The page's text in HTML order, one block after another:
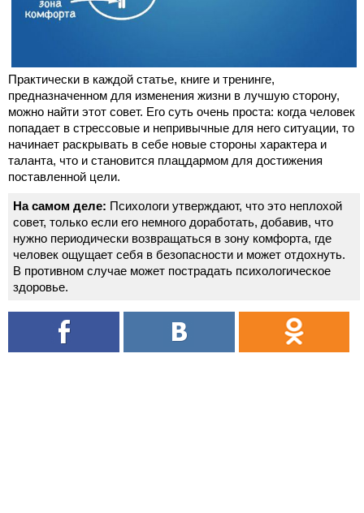
Практически в каждой статье, книге и тренинге,
предназначенном для изменения жизни в лучшую сторону,
можно найти этот совет. Его суть очень проста: когда человек
попадает в стрессовые и непривычные для него ситуации, то
начинает раскрывать в себе новые стороны характера и
таланта, что и становится плацдармом для достижения
поставленной цели.
На самом деле: Психологи утверждают, что это неплохой
совет, только если его немного доработать, добавив, что
нужно периодически возвращаться в зону комфорта, где
человек ощущает себя в безопасности и может отдохнуть.
В противном случае может пострадать психологическое
здоровье.